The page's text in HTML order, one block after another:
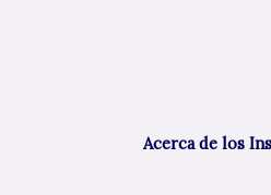
Acerca de los